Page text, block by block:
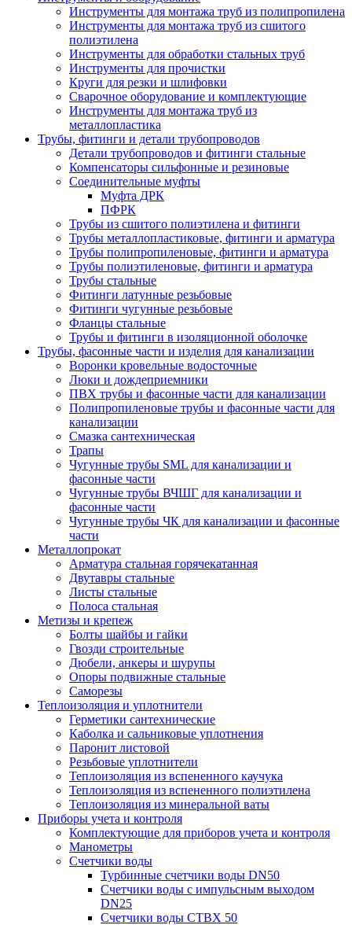
Инструменты для монтажа труб из полипропилена
Инструменты для монтажа труб из сшитого
полиэтилена
Инструменты для обработки стальных труб
Инструменты для прочистки
Круги для резки и шлифовки
Сварочное оборудование и комплектующие
Инструменты для монтажа труб из
металлопластика
Трубы, фитинги и детали трубопроводов
Детали трубопроводов и фитинги стальные
Компенсаторы сильфонные и резиновые
Соединительные муфты
Муфта ДРК
ПФРК
Трубы из сшитого полиэтилена и фитинги
Трубы металлопластиковые, фитинги и арматура
Трубы полипропиленовые, фитинги и арматура
Трубы полиэтиленовые, фитинги и арматура
Трубы стальные
Фитинги латунные резьбовые
Фитинги чугунные резьбовые
Фланцы стальные
Трубы и фитинги в изоляционной оболочке
Трубы, фасонные части и изделия для канализации
Воронки кровельные водосточные
Люки и дождеприемники
ПВХ трубы и фасонные части для канализации
Полипропиленовые трубы и фасонные части для
канализации
Смазка сантехническая
Трапы
Чугунные трубы SML для канализации и
фасонные части
Чугунные трубы ВЧШГ для канализации и
фасонные части
Чугунные трубы ЧК для канализации и фасонные
части
Металлопрокат
Арматура стальная горячекатанная
Двутавры стальные
Листы стальные
Полоса стальная
Метизы и крепеж
Болты шайбы и гайки
Гвозди строительные
Дюбели, анкеры и шурупы
Опоры подвижные стальные
Саморезы
Теплоизоляция и уплотнители
Герметики сантехнические
Каболка и сальниковые уплотнения
Паронит листовой
Резьбовые уплотнители
Теплоизоляция из вспененного каучука
Теплоизоляция из вспененного полиэтилена
Теплоизоляция из минеральной ваты
Приборы учета и контроля
Комплектующие для приборов учета и контроля
Манометры
Счетчики воды
Турбинные счетчики воды DN50
Счетчики воды с импульсным выходом
DN25
Счетчики воды СТВХ 50